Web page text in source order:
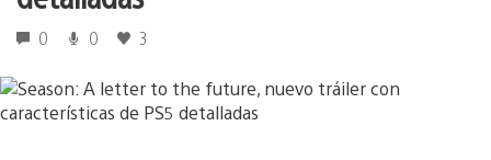
0 0 3